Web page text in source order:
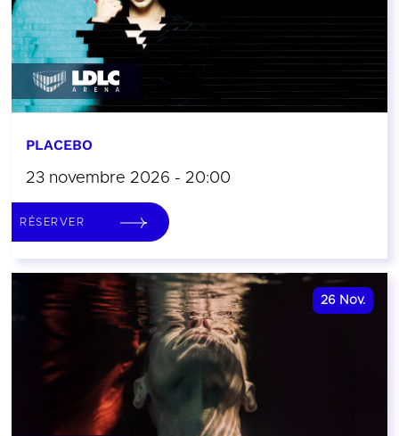
PLACEBO
23 novembre 2026 - 20:00
RÉSERVER
26 Nov.